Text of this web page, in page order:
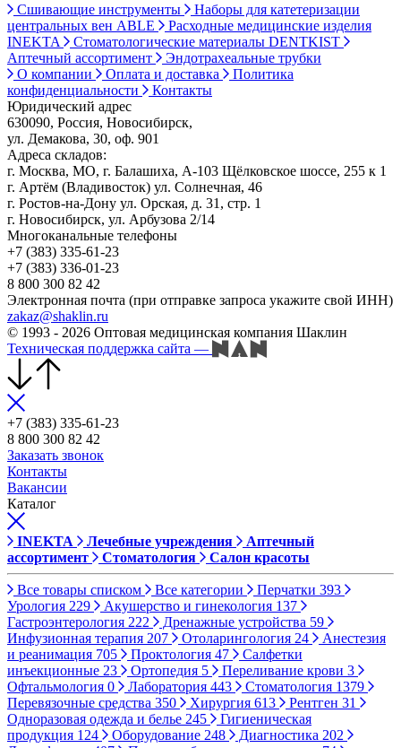
Сшивающие инструменты
Наборы для катетеризации
центральных вен ABLE
Расходные медицинские изделия
INEKTA
Стоматологические материалы DENTKIST
Аптечный ассортимент
Эндотрахеальные трубки
О компании
Оплата и доставка
Политика
конфиденциальности
Контакты
Юридический адрес
630090, Россия, Новосибирск,
ул. Демакова, 30, оф. 901
Адреса складов:
г. Москва, МО, г. Балашиха, А-103 Щёлковское шоссе, 255 к 1
г. Артём (Владивосток) ул. Солнечная, 46
г. Ростов-на-Дону ул. Орская, д. 31, стр. 1
г. Новосибирск, ул. Арбузова 2/14
Многоканальные телефоны
+7 (383) 335-61-23
+7 (383) 336-01-23
8 800 300 82 42
Электронная почта (при отправке запроса укажите свой ИНН)
zakaz@shaklin.ru
© 1993 - 2026 Оптовая медицинская компания Шаклин
Техническая поддержка сайта —
+7 (383) 335-61-23
8 800 300 82 42
Заказать звонок
Контакты
Вакансии
Каталог
INEKTA Лечебные учреждения
Аптечный
ассортимент
Стоматология Салон красоты
Все товары списком Все категории Перчатки 393
Урология 229 Акушерство и гинекология 137
Гастроэнтерология 222 Дренажные устройства 59
Инфузионная терапия 207 Отоларингология 24
Анестезия
и реанимация 705 Проктология 47
Салфетки
инъекционные 23 Ортопедия 5 Переливание крови 3
Офтальмология 0 Лаборатория 443 Стоматология 1379
Перевязочные средства 350 Хирургия 613 Рентген 31
Одноразовая одежда и белье 245
Гигиеническая
продукция 124 Оборудование 248 Диагностика 202